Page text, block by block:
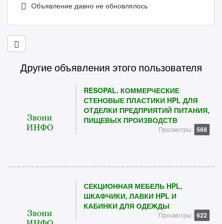
Объявление давно не обновлялось
Другие объявления этого пользователя
RESOPAL. КОММЕРЧЕСКИЕ
СТЕНОВЫЕ ПЛАСТИКИ HPL ДЛЯ
ОТДЕЛКИ ПРЕДПРИЯТИЙ ПИТАНИЯ,
ПИЩЕВЫХ ПРОИЗВОДСТВ
Просмотры: 568
СЕКЦИОННАЯ МЕБЕЛЬ HPL,
ШКАФЧИКИ, ЛАВКИ HPL И
КАБИНКИ ДЛЯ ОДЕЖДЫ
Просмотры: 622